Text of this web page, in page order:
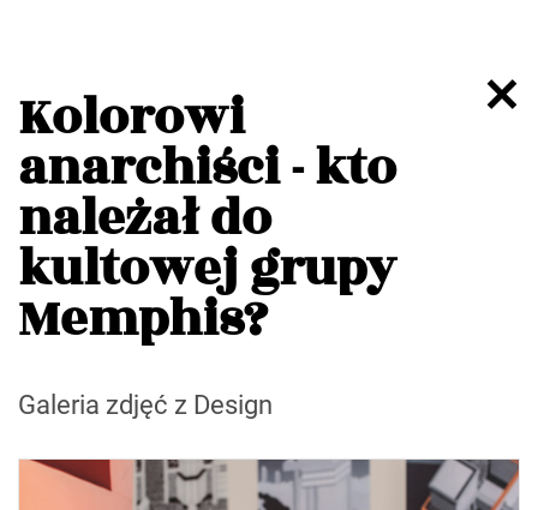
Kolorowi
anarchiści - kto
należał do
kultowej grupy
Memphis?
Galeria zdjęć z Design